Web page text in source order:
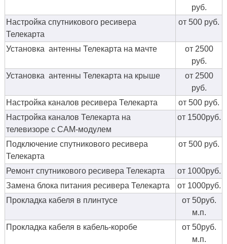
руб.
Настройка спутникового ресивера
Телекарта
от 500 руб.
Установка антенны Телекарта на мачте
от 2500
руб.
Установка антенны Телекарта на крыше
от 2500
руб.
Настройка каналов ресивера Телекарта
от 500 руб.
Настройка каналов Телекарта на
телевизоре с CAM-модулем
от 1500руб.
Подключение спутникового ресивера
Телекарта
от 500 руб.
Ремонт спутникового ресивера Телекарта
от 1000руб.
Замена блока питания ресивера Телекарта
от 1000руб.
Прокладка кабеля в плинтусе
от 50руб.
м.п.
Прокладка кабеля в кабель-коробе
от 50руб.
м.п.